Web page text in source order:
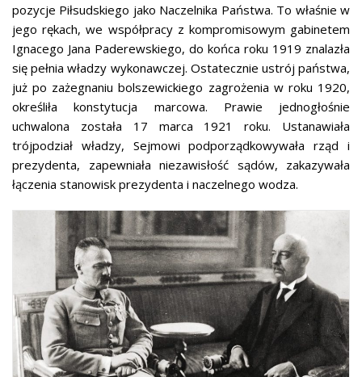
pozycje Piłsudskiego jako Naczelnika Państwa. To właśnie w
jego rękach, we współpracy z kompromisowym gabinetem
Ignacego Jana Paderewskiego, do końca roku 1919 znalazła
się pełnia władzy wykonawczej. Ostatecznie ustrój państwa,
już po zażegnaniu bolszewickiego zagrożenia w roku 1920,
określiła konstytucja marcowa. Prawie jednogłośnie
uchwalona została 17 marca 1921 roku. Ustanawiała
trójpodział władzy, Sejmowi podporządkowywała rząd i
prezydenta, zapewniała niezawisłość sądów, zakazywała
łączenia stanowisk prezydenta i naczelnego wodza.